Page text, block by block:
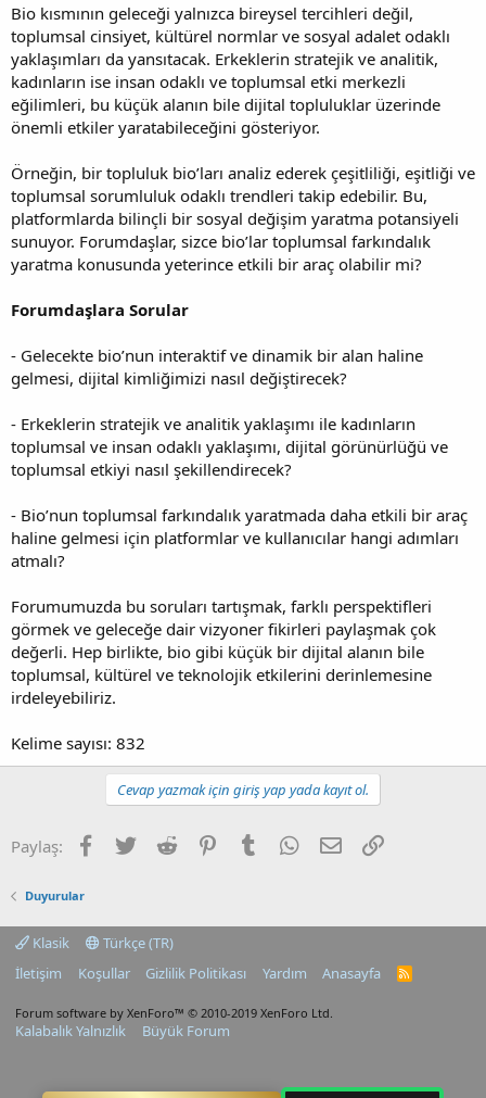
Bio kısmının geleceği yalnızca bireysel tercihleri değil,
toplumsal cinsiyet, kültürel normlar ve sosyal adalet odaklı
yaklaşımları da yansıtacak. Erkeklerin stratejik ve analitik,
kadınların ise insan odaklı ve toplumsal etki merkezli
eğilimleri, bu küçük alanın bile dijital topluluklar üzerinde
önemli etkiler yaratabileceğini gösteriyor.
Örneğin, bir topluluk bio’ları analiz ederek çeşitliliği, eşitliği ve
toplumsal sorumluluk odaklı trendleri takip edebilir. Bu,
platformlarda bilinçli bir sosyal değişim yaratma potansiyeli
sunuyor. Forumdaşlar, sizce bio’lar toplumsal farkındalık
yaratma konusunda yeterince etkili bir araç olabilir mi?
Forumdaşlara Sorular
- Gelecekte bio’nun interaktif ve dinamik bir alan haline
gelmesi, dijital kimliğimizi nasıl değiştirecek?
- Erkeklerin stratejik ve analitik yaklaşımı ile kadınların
toplumsal ve insan odaklı yaklaşımı, dijital görünürlüğü ve
toplumsal etkiyi nasıl şekillendirecek?
- Bio’nun toplumsal farkındalık yaratmada daha etkili bir araç
haline gelmesi için platformlar ve kullanıcılar hangi adımları
atmalı?
Forumumuzda bu soruları tartışmak, farklı perspektifleri
görmek ve geleceğe dair vizyoner fikirleri paylaşmak çok
değerli. Hep birlikte, bio gibi küçük bir dijital alanın bile
toplumsal, kültürel ve teknolojik etkilerini derinlemesine
irdeleyebiliriz.
Kelime sayısı: 832
Cevap yazmak için giriş yap yada kayıt ol.
Paylaş: Facebook
TwitterReddit PinterestTumblrWhatsApp
E-postaLink
Duyurular
Klasik
Türkçe (TR)
İletişim
Koşullar Gizlilik Politikası Yardım Anasayfa
R
Forum software by XenForo™ © 2010-2019 XenForo Ltd.
Kalabalık Yalnızlık Büyük Forum